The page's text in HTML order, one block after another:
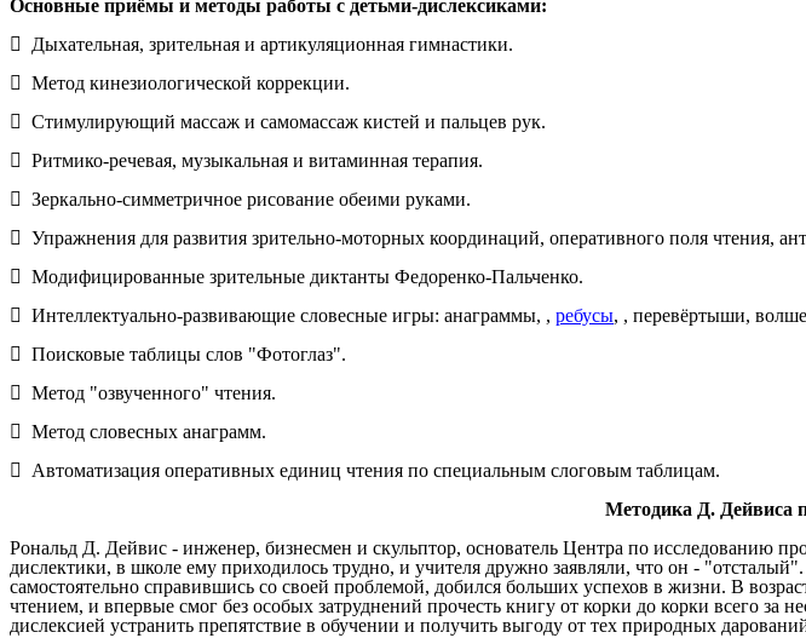
Основные приёмы и методы работы с детьми-дислексиками:
 Дыхательная, зрительная и артикуляционная гимнастики.
 Метод кинезиологической коррекции.
 Стимулирующий массаж и самомассаж кистей и пальцев рук.
 Ритмико-речевая, музыкальная и витаминная терапия.
 Зеркально-симметричное рисование обеими руками.
 Упражнения для развития зрительно-моторных координаций, оперативного поля чтения,
 Модифицированные зрительные диктанты Федоренко-Пальченко.
 Интеллектуально-развивающие словесные игры: анаграммы, , ребусы, , перевёртыши,
 Поисковые таблицы слов "Фотоглаз".
 Метод "озвученного" чтения.
 Метод словесных анаграмм.
 Автоматизация оперативных единиц чтения по специальным слоговым таблицам.
Методика Д. Дейвиса
Рональд Д. Дейвис - инженер, бизнесмен и скульптор, основатель Центра по
дислектики, в школе ему приходилось трудно, и учителя дружно заявляли, что он -
самостоятельно справившись со своей проблемой, добился больших успехов в жизни. В
чтением, и впервые смог без особых затруднений прочесть книгу от корки до корки всего за
дислексией устранить препятствие в обучении и получить выгоду от тех природных